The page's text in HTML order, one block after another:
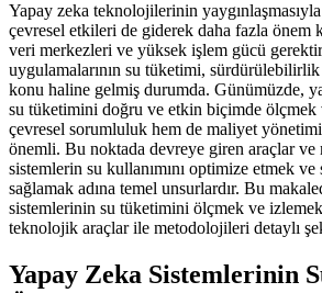
Yapay zeka teknolojilerinin
çevresel etkileri de giderek daha fazla önem
veri merkezleri ve yüksek işlem gücü
uygulamalarının su tüketimi, sürdürülebilirlik
konu haline gelmiş durumda. Günümüzde,
su tüketimini doğru ve etkin biçimde ölçmek
çevresel sorumluluk hem de maliyet yönetimi
önemli. Bu noktada devreye giren araçlar ve
sistemlerin su kullanımını optimize etmek
sağlamak adına temel unsurlardır. Bu
sistemlerinin su tüketimini ölçmek ve
teknolojik araçlar ile metodolojileri detaylı
Yapay Zeka Sistemlerinin